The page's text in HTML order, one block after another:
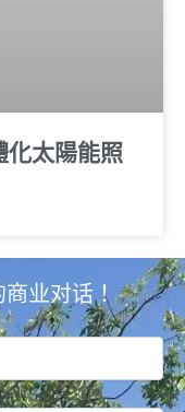
化太陽能照
业对话！